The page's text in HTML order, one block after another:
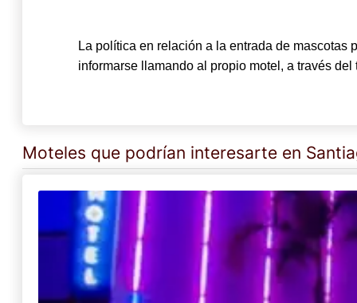
La política en relación a la entrada de mascotas
informarse llamando al propio motel, a través
Moteles que podrían interesarte en